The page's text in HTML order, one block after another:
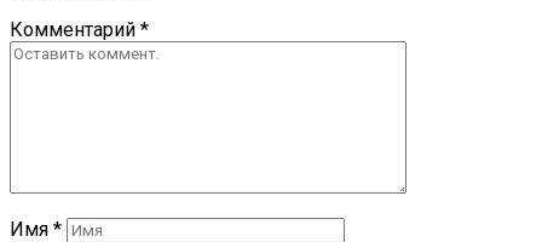
Комментарий *
Имя *